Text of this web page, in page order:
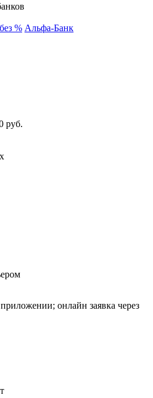
% Альфа-Банк
руб.
онлайн заявка через